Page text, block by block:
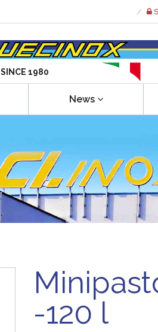
SINCE 1980
News
-120 l